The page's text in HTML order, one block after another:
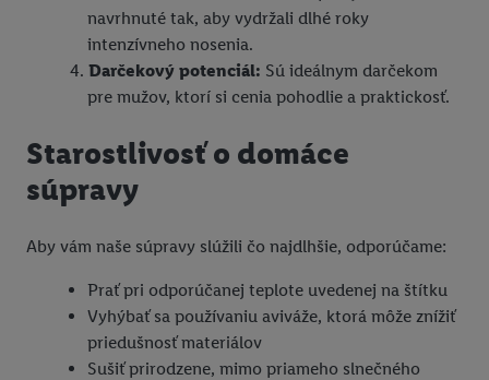
navrhnuté tak, aby vydržali dlhé roky
intenzívneho nosenia.
Darčekový potenciál: Sú ideálnym darčekom
pre mužov, ktorí si cenia pohodlie a praktickosť.
Starostlivosť o domáce
súpravy
Aby vám naše súpravy slúžili čo najdlhšie, odporúčame:
Prať pri odporúčanej teplote uvedenej na štítku
Vyhýbať sa používaniu aviváže, ktorá môže znížiť
priedušnosť materiálov
Sušiť prirodzene, mimo priameho slnečného